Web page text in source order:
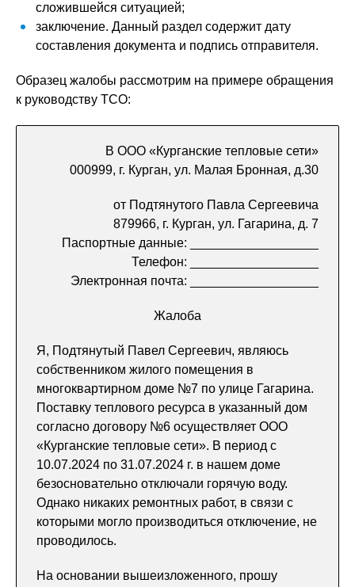
сложившейся ситуацией;
заключение. Данный раздел содержит дату
составления документа и подпись отправителя.
Образец жалобы рассмотрим на примере обращения
к руководству ТСО:
В ООО «Курганские тепловые сети»
000999, г. Курган, ул. Малая Бронная, д.30
от Подтянутого Павла Сергеевича
879966, г. Курган, ул. Гагарина, д. 7
Паспортные данные: __________________
Телефон: __________________
Электронная почта: __________________
Жалоба
Я, Подтянутый Павел Сергеевич, являюсь
собственником жилого помещения в
многоквартирном доме №7 по улице Гагарина.
Поставку теплового ресурса в указанный дом
согласно договору №6 осуществляет ООО
«Курганские тепловые сети». В период с
10.07.2024 по 31.07.2024 г. в нашем доме
безосновательно отключали горячую воду.
Однако никаких ремонтных работ, в связи с
которыми могло производиться отключение, не
проводилось.
На основании вышеизложенного, прошу